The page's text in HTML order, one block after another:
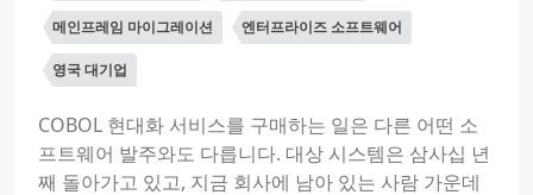
메인프레임 마이그레이션 엔터프라이즈 소프트웨어
영국 대기업
COBOL 현대화 서비스를 구매하는 일은 다른 어떤 소
프트웨어 발주와도 다릅니다. 대상 시스템은 삼사십 년
째 돌아가고 있고, 지금 회사에 남아 있는 사람 가운데